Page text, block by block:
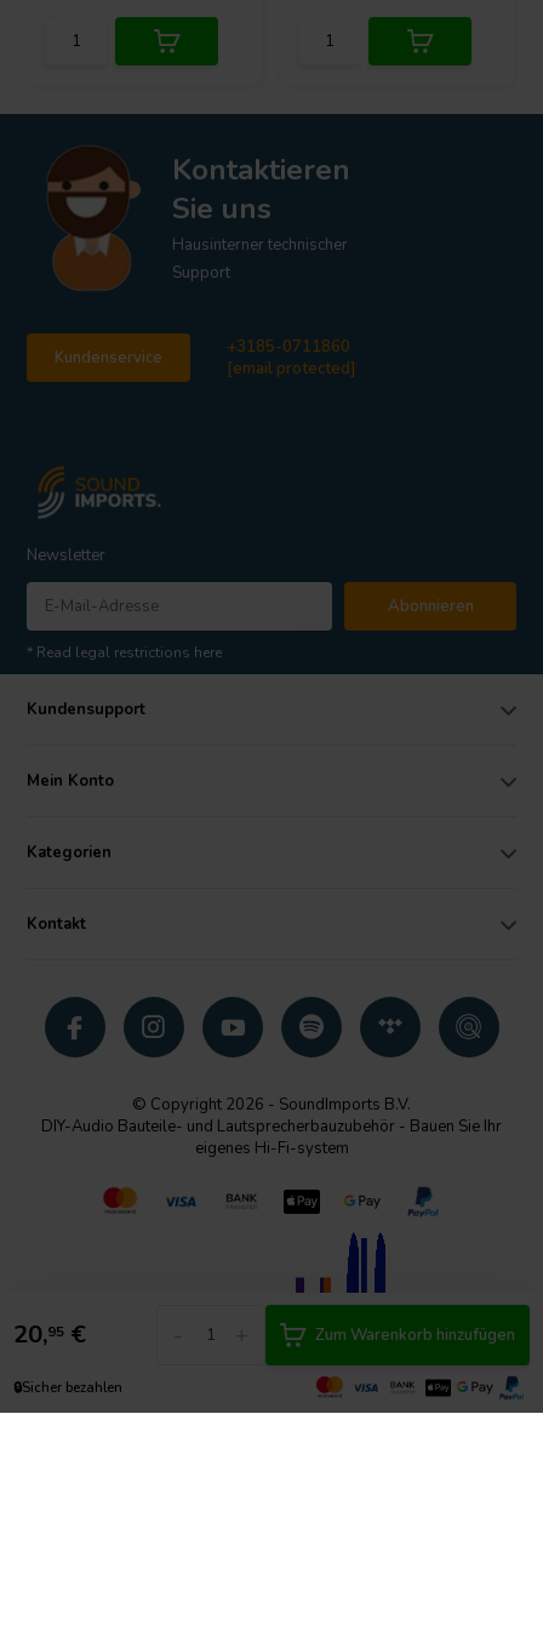
20,95 € Zum Warenkorb hinzufügen
🔒Sicher bezahlen
Kontaktieren
Sie uns
Hausinterner technischer
Support
Kundenservice
+3185-0711860
[email protected]
Newsletter
Abonnieren
* Read legal restrictions here
Kundensupport
Mein Konto
Kategorien
Kontakt
© Copyright 2026 - SoundImports B.V.
DIY-Audio Bauteile- und Lautsprecherbauzubehör - Bauen Sie Ihr
eigenes Hi-Fi-system